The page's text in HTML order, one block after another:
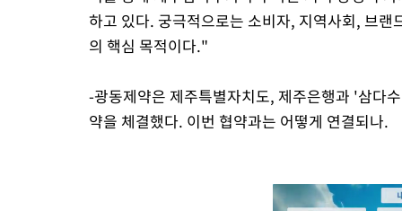
하고 있다. 궁극적으로는 소비자, 지역사회, 브
의 핵심 목적이다."
-광동제약은 제주특별자치도, 제주은행과 '삼다
약을 체결했다. 이번 협약과는 어떻게 연결되나.